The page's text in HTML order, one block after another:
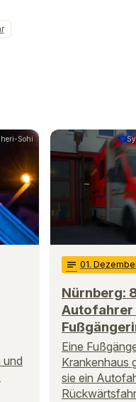
Sohi
und
notes 01.
Nürnberg:
Eine
Krankenhaus
sie ein